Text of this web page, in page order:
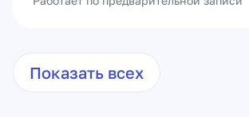
Показать всех